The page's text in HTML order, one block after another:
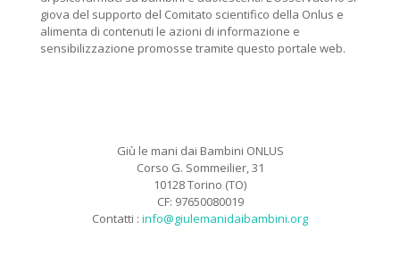
giova del supporto del Comitato scientifico della Onlus e
alimenta di contenuti le azioni di informazione e
sensibilizzazione promosse tramite questo portale web.
Giù le mani dai Bambini ONLUS
Corso G. Sommeilier, 31
10128 Torino (TO)
CF: 97650080019
Contatti : info@giulemanidaibambini.org